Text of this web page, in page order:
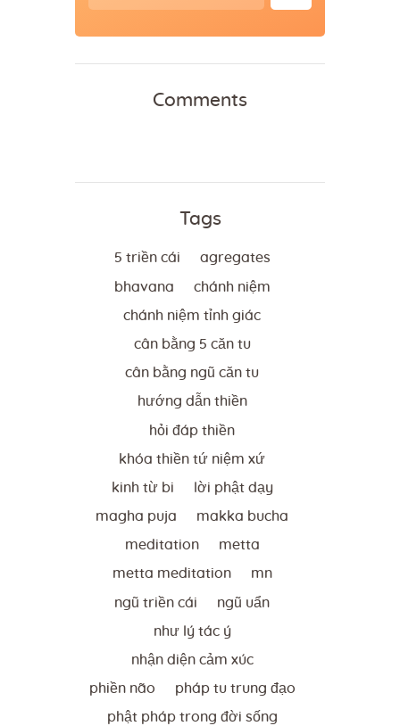
for:
Comments
Tags
5 triền cái agregates
bhavana chánh niệm
chánh niệm tỉnh giác
cân bằng 5 căn tu
cân bằng ngũ căn tu
hướng dẫn thiền
hỏi đáp thiền
khóa thiền tứ niệm xứ
kinh từ bi lời phật dạy
magha puja makka bucha
meditation metta
metta meditation mn
ngũ triền cái ngũ uẩn
như lý tác ý
nhận diện cảm xúc
phiền não pháp tu trung đạo
phật pháp trong đời sống